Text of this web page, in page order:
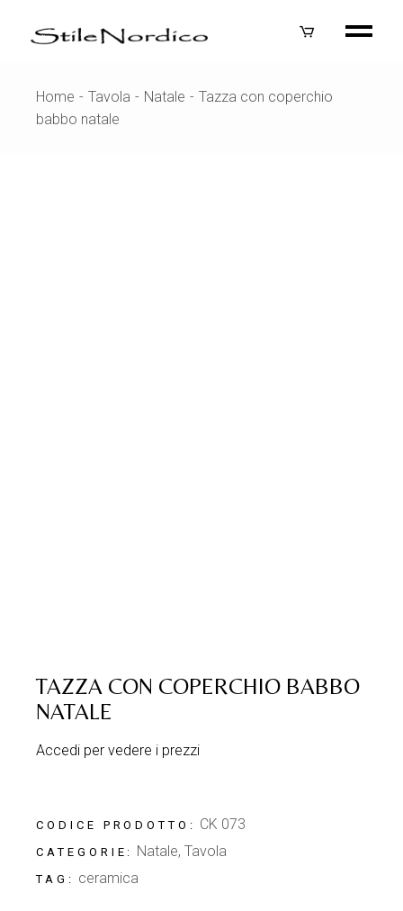
content
Home Tavola Natale
Tazza con coperchio
babbo natale
TAZZA CON COPERCHIO BABBO
NATALE
Accedi per vedere i prezzi
CODICE PRODOTTO: CK 073
CATEGORIE: Natale,Tavola
TAG: ceramica